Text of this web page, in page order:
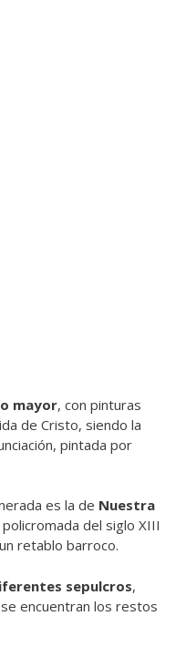
mayor, con pinturas
de Cristo, siendo la
pintada por
es la de Nuestra
del siglo XIII
retablo barroco.
sepulcros,
encuentran los restos